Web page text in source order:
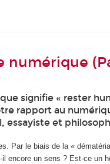
numérique
signifie « rester
rapport au
essayiste et
Par le biais de la «
encore un sens ? Est-ce un